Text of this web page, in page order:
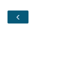
‹